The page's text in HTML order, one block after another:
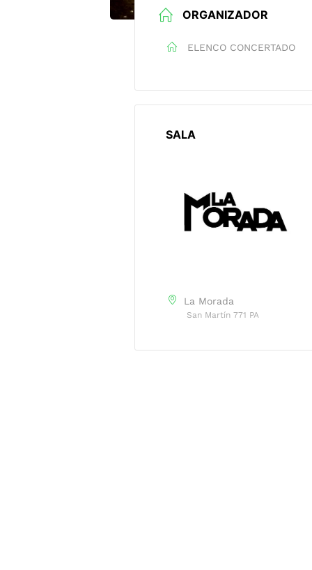
ORGANIZADOR
ELENCO CONCERTADO
SALA
La Morada
San Martín 771 PA